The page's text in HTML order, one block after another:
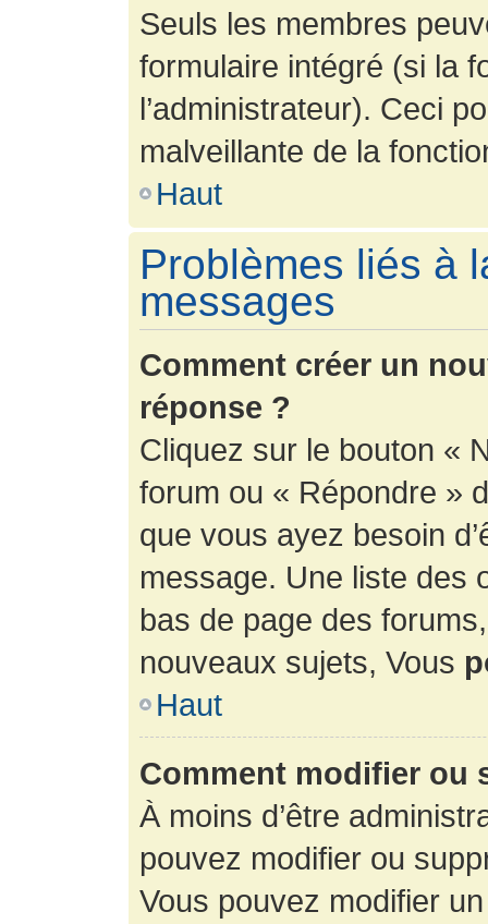
Seuls les membres
formulaire intégré (si la
l’administrateur). Ceci
malveillante de la
Haut
Problèmes liés à
messages
Comment créer un
réponse ?
Cliquez sur le bouton «
forum ou « Répondre »
que vous ayez besoin
message. Une liste des
bas de page des
nouveaux sujets, Vous
Haut
Comment modifier ou
À moins d’être
pouvez modifier ou
Vous pouvez modifier